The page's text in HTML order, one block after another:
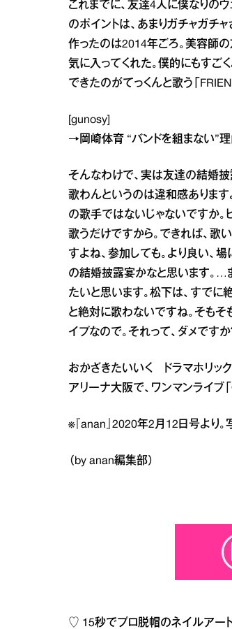
これまでに、友達4人に僕なりの
のポイントは、あまりガチャガチ
作ったのは2014年ごろ。美容師の
気に入ってくれた。僕的にもすご
できたのがてっくんと歌う「
[gunosy]
→ 岡崎体育 “バンドを組まない”
そんなわけで、実は友達の結婚披
歌わんというのは違和感あります
の歌手ではないじゃないですか。
歌うだけですから。できれば、歌
すよね、参加しても。より良い、
の結婚披露宴かなと思います。…
たいと思います。松下は、すでに
と絶対に歌わないですね。そもそ
イプなので。それって、ダメですか
おかざきたいいく ドラマホリック
アリーナ大阪で、ワンマンライブ
※『anan』2020年2月12日号より
（by anan編集部）
♡ 15秒でプロ脱帽のネイルアー